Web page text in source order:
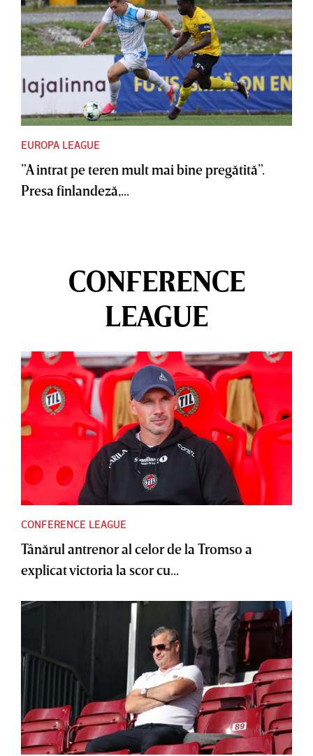
EUROPA LEAGUE
”A intrat pe teren mult mai bine pregătită”.
Presa finlandeză,...
CONFERENCE
LEAGUE
CONFERENCE LEAGUE
Tânărul antrenor al celor de la Tromso a
explicat victoria la scor cu...